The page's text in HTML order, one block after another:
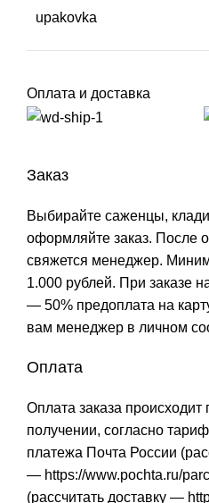
upakovka
Оплата и доставка
Заказ
Выбирайте саженцы,
оформляйте заказ. После
свяжется менеджер.
1.000 рублей. При заказе
— 50% предоплата на
вам менеджер в личном
Оплата
Оплата заказа происходит
получении, согласно
платежа Почта России
— https://www.pochta.ru/
(рассчитать доставку —